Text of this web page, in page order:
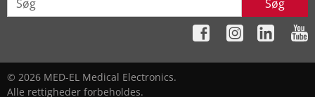
Søg
© 2026 MED-EL Medical Electronics.
Alle rettigheder forbeholdes.